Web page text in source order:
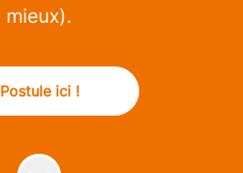
mieux).
Postule ici !